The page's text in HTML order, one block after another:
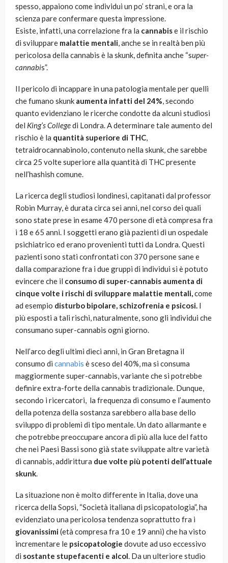
spesso, appaiono come individui un po’ strani, e ora la
scienza pare confermare questa impressione.
Esiste, infatti, una correlazione fra la cannabise il rischio
di sviluppare malattie mentali, anche se in realtà ben più
pericolosa della cannabis è la skunk, definita anche “super-
cannabis”.
Il pericolo di incappare in una patologia mentale per quelli
che fumano skunk aumenta infatti del 24%, secondo
quanto evidenziano le ricerche condotte da alcuni studiosi
del King’s Collegedi Londra. A determinare tale aumento del
rischio è la quantità superiore di THC,
tetraidrocannabinolo, contenuto nella skunk, che sarebbe
circa 25 volte superiore alla quantità di THC presente
nell’hashish comune.
La ricerca degli studiosi londinesi, capitanati dal professor
Robin Murray, è durata circa sei anni, nel corso dei quali
sono state prese in esame 470 persone di età compresa fra
i 18 e 65 anni. I soggetti erano già pazienti di un ospedale
psichiatrico ed erano provenienti tutti da Londra. Questi
pazienti sono stati confrontati con 370 persone sane e
dalla comparazione fra i due gruppi di individui si è potuto
evincere che il consumo di super-cannabis aumenta di
cinque volte i rischi di sviluppare malattie mentali,come
ad esempio disturbo bipolare, schizofrenia e psicosi. I
più esposti a tali rischi, naturalmente, sono gli individui che
consumano super-cannabis ogni giorno.
Nell’arco degli ultimi dieci anni, in Gran Bretagna il
consumo di cannabis è sceso del 40%, ma si consuma
maggiormente super-cannabis, variante che si potrebbe
definire extra-forte della cannabis tradizionale. Dunque,
secondo i ricercatori, la frequenza di consumo e l’aumento
della potenza della sostanza sarebbero alla base dello
sviluppo di problemi di tipo mentale. Un dato allarmante e
che potrebbe preoccupare ancora di più alla luce del fatto
che nei Paesi Bassi sono già state sviluppate altre varietà
di cannabis, addirittura due volte più potenti dell’attuale
skunk.
La situazione non è molto differente in Italia, dove una
ricerca della Sopsi, “Società italiana di psicopatologia”, ha
evidenziato una pericolosa tendenza soprattutto fra i
giovanissimi(età compresa fra 10 e 19 anni) che ha visto
incrementare le psicopatologie dovute ad uso eccessivo
di sostante stupefacenti e alcol. Da un ulteriore studio